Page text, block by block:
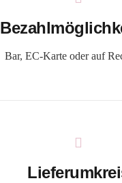
Bar, EC-Karte oder auf